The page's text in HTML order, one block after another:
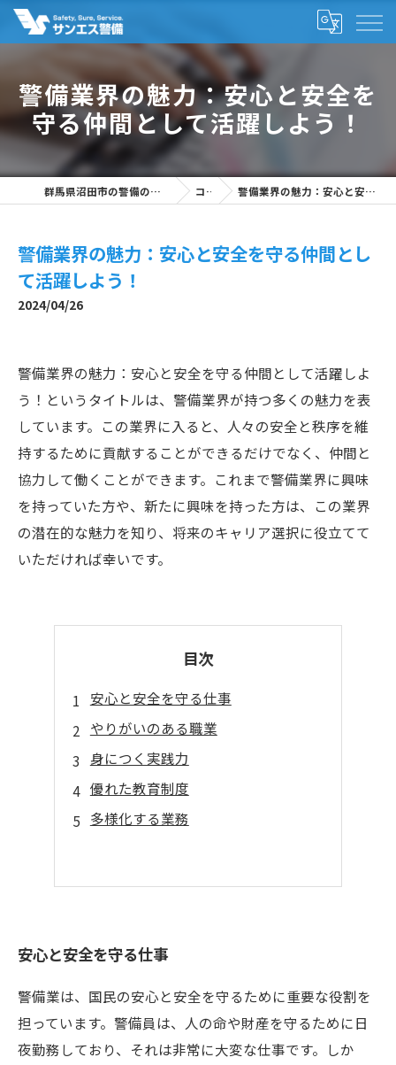
警備業界の魅力：安心と安全を
守る仲間として活躍しよう！
群馬県沼田市の警備の求人なら株式会社サンエス警備 コラム 警備業界の魅力：安心と安全を守る仲間として活躍しよう！
警備業界の魅力：安心と安全を守る仲間とし
て活躍しよう！
2024/04/26
警備業界の魅力：安心と安全を守る仲間として活躍しよ
う！というタイトルは、警備業界が持つ多くの魅力を表
しています。この業界に入ると、人々の安全と秩序を維
持するために貢献することができるだけでなく、仲間と
協力して働くことができます。これまで警備業界に興味
を持っていた方や、新たに興味を持った方は、この業界
の潜在的な魅力を知り、将来のキャリア選択に役立てて
いただければ幸いです。
目次
安心と安全を守る仕事
やりがいのある職業
身につく実践力
優れた教育制度
多様化する業務
安心と安全を守る仕事
警備業は、国民の安心と安全を守るために重要な役割を
担っています。警備員は、人の命や財産を守るために日
夜勤務しており、それは非常に大変な仕事です。しか